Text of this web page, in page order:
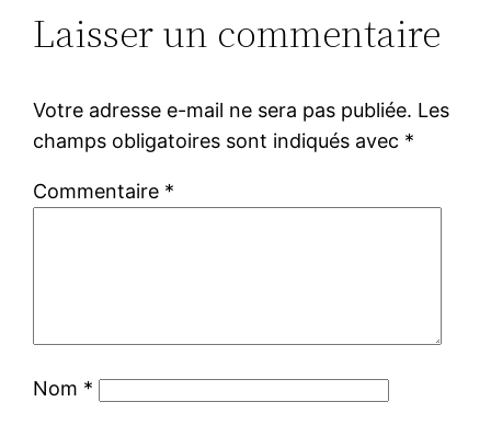
Laisser un commentaire
Votre adresse e-mail ne sera pas publiée. Les
champs obligatoires sont indiqués avec *
Commentaire *
Nom *